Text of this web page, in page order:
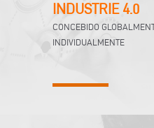
INDUSTRIE 4.0
CONCEBIDO
INDIVIDUALMENTE